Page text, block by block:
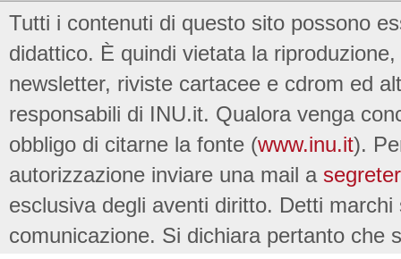
Tutti i contenuti di questo sito possono
didattico. È quindi vietata la
newsletter, riviste cartacee e cdrom ed
responsabili di INU.it. Qualora venga
obbligo di citarne la fonte (www.inu.it).
autorizzazione inviare una mail a
esclusiva degli aventi diritto. Detti
comunicazione. Si dichiara pertanto che